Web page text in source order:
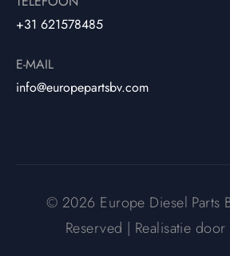
+31 621578485
E-MAIL
info@europepartsbv.com
© 2026 Europe Diesel Parts
Reserved | Realisatie door